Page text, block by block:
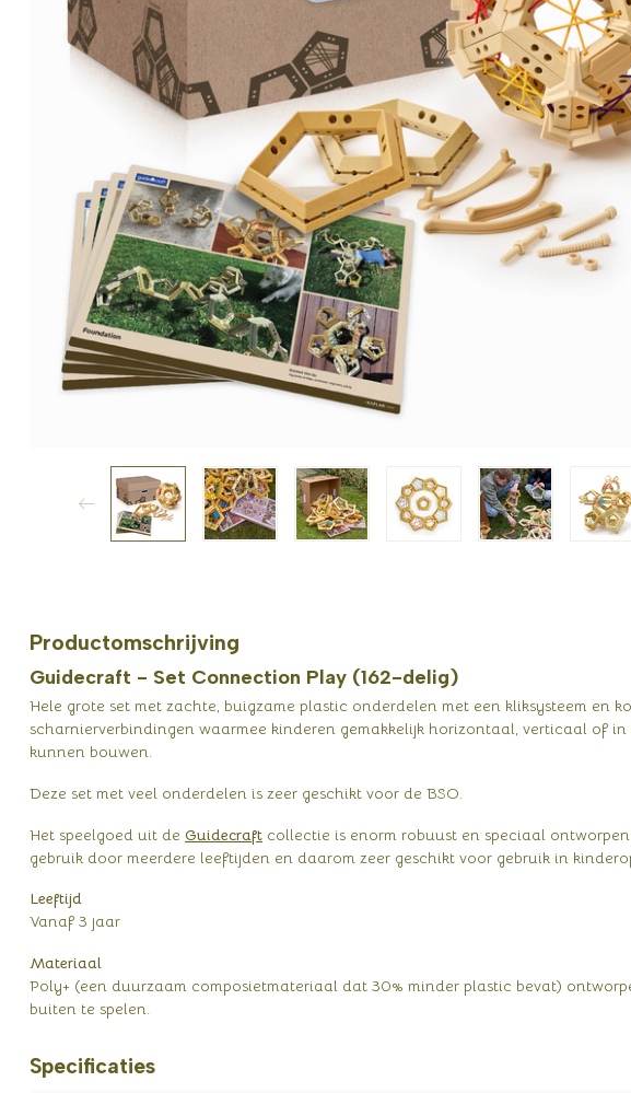
Productomschrijving
Guidecraft - Set Connection Play (162-delig)
Hele grote set met zachte, buigzame plastic onderdelen met een kliksysteem en
scharnierverbindingen waarmee kinderen gemakkelijk horizontaal, verticaal of
kunnen bouwen.
Deze set met veel onderdelen is zeer geschikt voor de BSO.
Het speelgoed uit de Guidecraft collectie is enorm robuust en speciaal
gebruik door meerdere leeftijden en daarom zeer geschikt voor gebruik in
Leeftijd
Vanaf 3 jaar
Materiaal
Poly+ (een duurzaam composietmateriaal dat 30% minder plastic bevat)
buiten te spelen.
Specificaties